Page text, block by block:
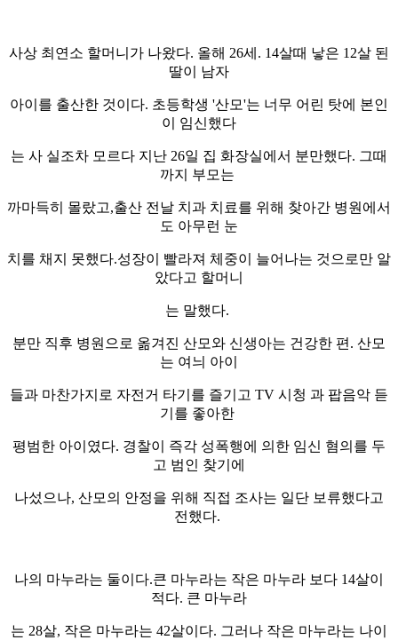
사상 최연소 할머니가 나왔다. 올해 26세. 14살때 낳은 12살 된
딸이 남자
아이를 출산한 것이다. 초등학생 '산모'는 너무 어린 탓에 본인
이 임신했다
는 사 실조차 모르다 지난 26일 집 화장실에서 분만했다. 그때
까지 부모는
까마득히 몰랐고,출산 전날 치과 치료를 위해 찾아간 병원에서
도 아무런 눈
치를 채지 못했다.성장이 빨라져 체중이 늘어나는 것으로만 알
았다고 할머니
는 말했다.
분만 직후 병원으로 옮겨진 산모와 신생아는 건강한 편. 산모
는 여늬 아이
들과 마찬가지로 자전거 타기를 즐기고 TV 시청 과 팝음악 듣
기를 좋아한
평범한 아이였다. 경찰이 즉각 성폭행에 의한 임신 혐의를 두
고 범인 찾기에
나섰으나, 산모의 안정을 위해 직접 조사는 일단 보류했다고
전했다.
나의 마누라는 둘이다.큰 마누라는 작은 마누라 보다 14살이
적다. 큰 마누라
는 28살, 작은 마누라는 42살이다. 그러나 작은 마누라는 나이